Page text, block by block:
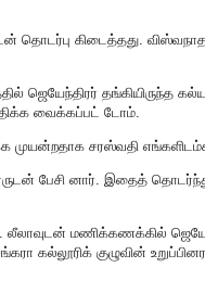
தொடர்பு கிடைத்தது.
ஜெயேந்திரர் தங்கியிருந்த
வைக்கப்பட் டோம்.
முயன்றதாக சரஸ்வதி
பேசி னார். இதைத்
மணிக்கணக்கில்
குழுவின்